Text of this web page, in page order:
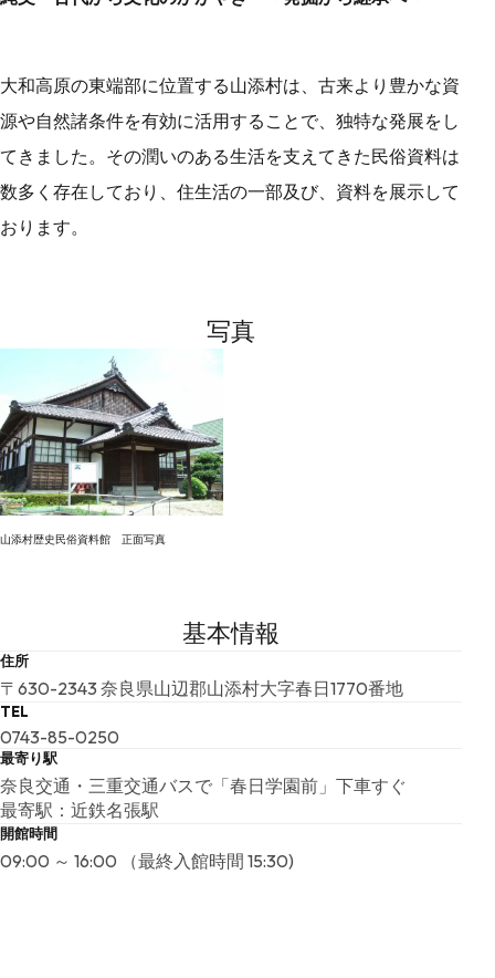
大和高原の東端部に位置する山添村は、古来より豊かな資
源や自然諸条件を有効に活用することで、独特な発展をし
てきました。その潤いのある生活を支えてきた民俗資料は
数多く存在しており、住生活の一部及び、資料を展示して
おります。
写真
山添村歴史民俗資料館 正面写真
基本情報
住所
〒630-2343 奈良県山辺郡山添村大字春日1770番地
TEL
0743-85-0250
最寄り駅
奈良交通・三重交通バスで「春日学園前」下車すぐ
最寄駅：近鉄名張駅
開館時間
09:00 ～ 16:00 （最終入館時間 15:30)